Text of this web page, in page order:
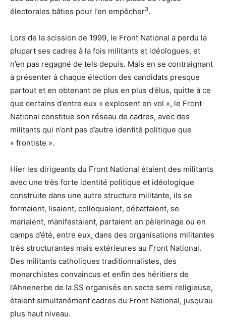
électorales bâties pour l’en empêcher3.
Lors de la scission de 1999, le Front National a perdu la
plupart ses cadres à la fois militants et idéologues, et
n’en pas regagné de tels depuis. Mais en se contraignant
à présenter à chaque élection des candidats presque
partout et en obtenant de plus en plus d’élus, quitte à ce
que certains d’entre eux « explosent en vol », le Front
National constitue son réseau de cadres, avec des
militants qui n’ont pas d’autre identité politique que
« frontiste ».
Hier les dirigeants du Front National étaient des militants
avec une très forte identité politique et idéologique
construite dans une autre structure militante, ils se
formaient, lisaient, colloquaient, débattaient, se
mariaient, manifestaient, partaient en pèlerinage ou en
camps d’été, entre eux, dans des organisations militantes
très structurantes mais extérieures au Front National.
Des militants catholiques traditionnalistes, des
monarchistes convaincus et enfin des héritiers de
l’Ahnenerbe de la SS organisés en secte semi religieuse,
étaient simultanément cadres du Front National, jusqu’au
plus haut niveau.